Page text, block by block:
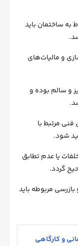
به ساختمان باید
و مالیات‌های
و سالم بوده و
مرتبط با
شود.
یا عدم تطابق
گردد.
بازرسی مربوطه باید
و کارگاهی